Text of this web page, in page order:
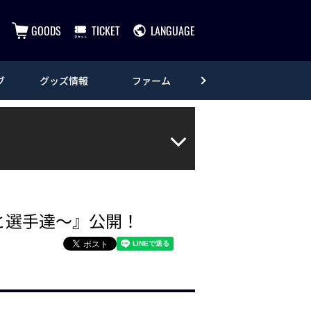
GOODS TICKET LANGUAGE
グッズ情報 ファーム
手達～』公開！